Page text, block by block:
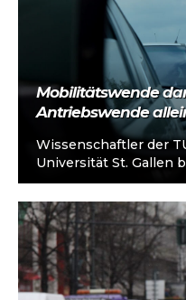
Mobilitätswende
Antriebswende
Wissenschaftler der
Universität St. Gallen
Interpretation der
„Vor…